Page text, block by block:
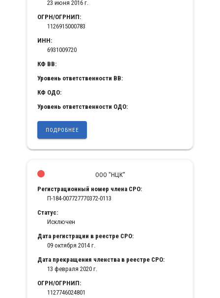
23 июня 2016 г.
ОГРН/ОГРНИП:
1126915000783
ИНН:
6931009720
КФ ВВ:
Уровень ответственности ВВ:
КФ ОДО:
Уровень ответственности ОДО:
ПОДРОБНЕЕ
ООО "НЦК"
Регистрационный номер члена СРО:
П-184-007727770372-0113
Статус:
Исключен
Дата регистрации в реестре СРО:
09 октября 2014 г.
Дата прекращения членства в реестре СРО:
13 февраля 2020 г.
ОГРН/ОГРНИП:
1127746024801